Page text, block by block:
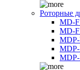
Роторные
MD-
MD-